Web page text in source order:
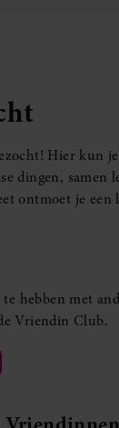
Hier kun
dingen,
ontmoet je
hebben met
Vriendin Club.